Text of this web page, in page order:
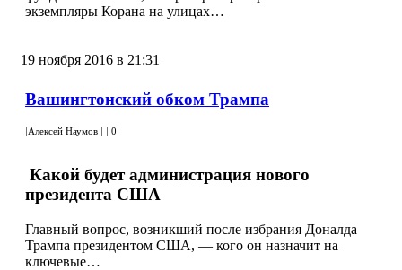
экземпляры Корана на улицах…
19 ноября 2016 в 21:31
Вашингтонский обком Трампа
Алексей Наумов 0
Какой будет администрация нового
президента США
Главный вопрос, возникший после избрания Доналда
Трампа президентом США, — кого он назначит на
ключевые…